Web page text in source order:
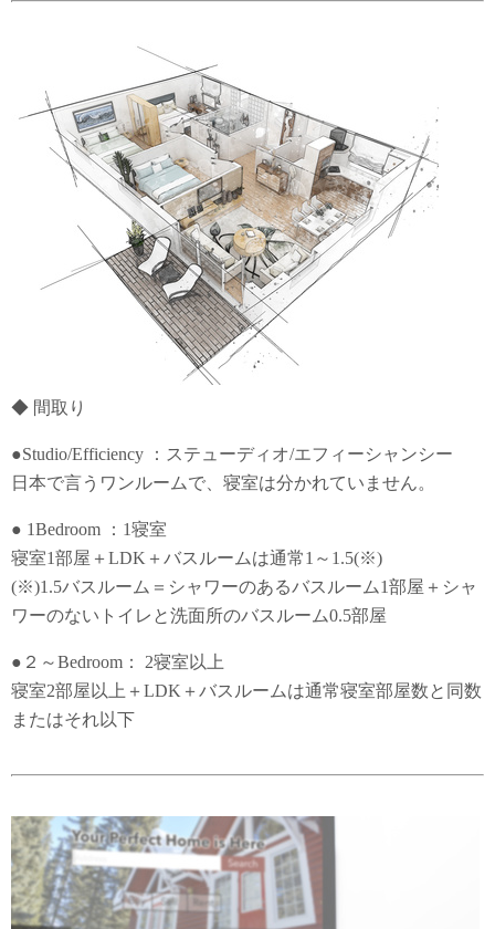
◆ 間取り
●Studio/Efficiency ：ステューディオ/エフィーシャンシー
日本で言うワンルームで、寝室は分かれていません。
● 1Bedroom ：1寝室
寝室1部屋＋LDK＋バスルームは通常1～1.5(※)
(※)1.5バスルーム＝シャワーのあるバスルーム1部屋＋シャ
ワーのないトイレと洗面所のバスルーム0.5部屋
●２～Bedroom： 2寝室以上
寝室2部屋以上＋LDK＋バスルームは通常寝室部屋数と同数
またはそれ以下